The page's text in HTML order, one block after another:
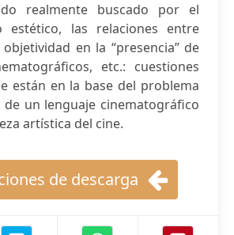
realmente buscado por el
estético, las relaciones entre
en la “presencia” de
etc.: cuestiones
están en la base del problema
de un lenguaje cinematográfico
artística del cine.
de descarga